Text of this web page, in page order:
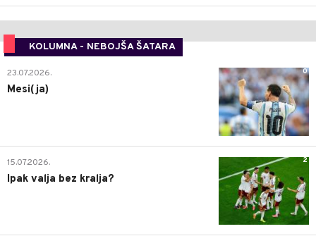
KOLUMNA - NEBOJŠA ŠATARA
0
23.07.2026.
Mesi(ja)
2
15.07.2026.
Ipak valja bez kralja?